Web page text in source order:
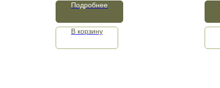
Подробнее
В корзину